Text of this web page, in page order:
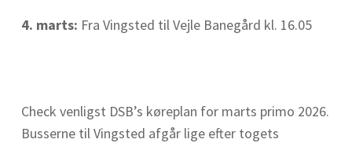
4. marts: Fra Vingsted til Vejle Banegård kl. 16.05
Check venligst DSB’s køreplan for marts primo 2026.
Busserne til Vingsted afgår lige efter togets